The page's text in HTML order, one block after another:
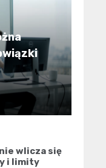
wlicza się
i limity